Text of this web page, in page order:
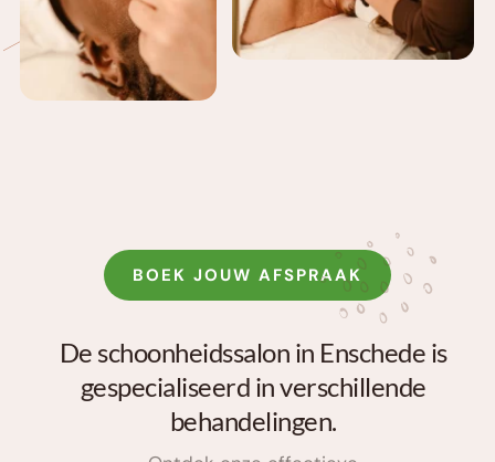
BOEK JOUW AFSPRAAK
De schoonheidssalon in Enschede is
gespecialiseerd in verschillende
behandelingen.